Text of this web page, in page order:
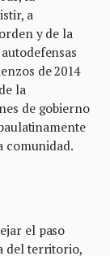
a
y de la
de 2014
la
de gobierno
comunidad.
el paso
del territorio,